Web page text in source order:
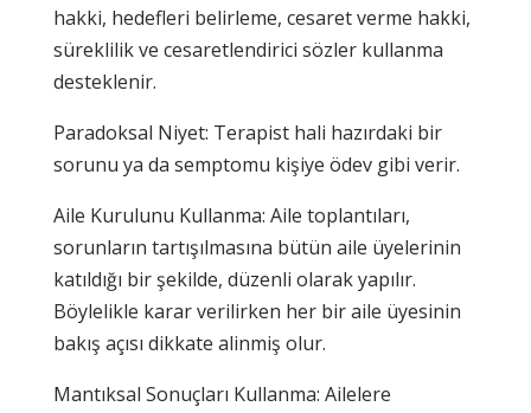
hakki, hedefleri belirleme, cesaret verme hakki,
süreklilik ve cesaretlendirici sözler kullanma
desteklenir.
Paradoksal Niyet: Terapist hali hazırdaki bir
sorunu ya da semptomu kişiye ödev gibi verir.
Aile Kurulunu Kullanma: Aile toplantıları,
sorunların tartışılmasına bütün aile üyelerinin
katıldığı bir şekilde, düzenli olarak yapılır.
Böylelikle karar verilirken her bir aile üyesinin
bakış açısı dikkate alinmiş olur.
Mantıksal Sonuçları Kullanma: Ailelere